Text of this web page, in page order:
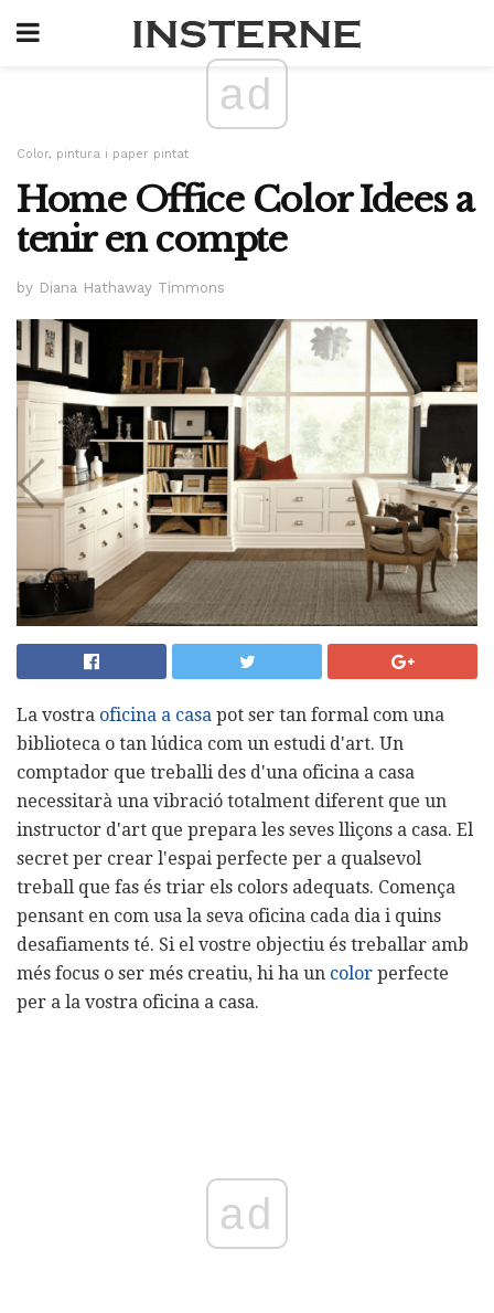
ad
Color, pintura i paper pintat
Home Office Color Idees a
tenir en compte
by Diana Hathaway Timmons
La vostra oficina a casa pot ser tan formal com una
biblioteca o tan lúdica com un estudi d'art. Un
comptador que treballi des d'una oficina a casa
necessitarà una vibració totalment diferent que un
instructor d'art que prepara les seves lliçons a casa. El
secret per crear l'espai perfecte per a qualsevol
treball que fas és triar els colors adequats. Comença
pensant en com usa la seva oficina cada dia i quins
desafiaments té. Si el vostre objectiu és treballar amb
més focus o ser més creatiu, hi ha un color perfecte
per a la vostra oficina a casa.
ad